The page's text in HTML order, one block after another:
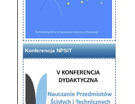
Konferencja NPSIT